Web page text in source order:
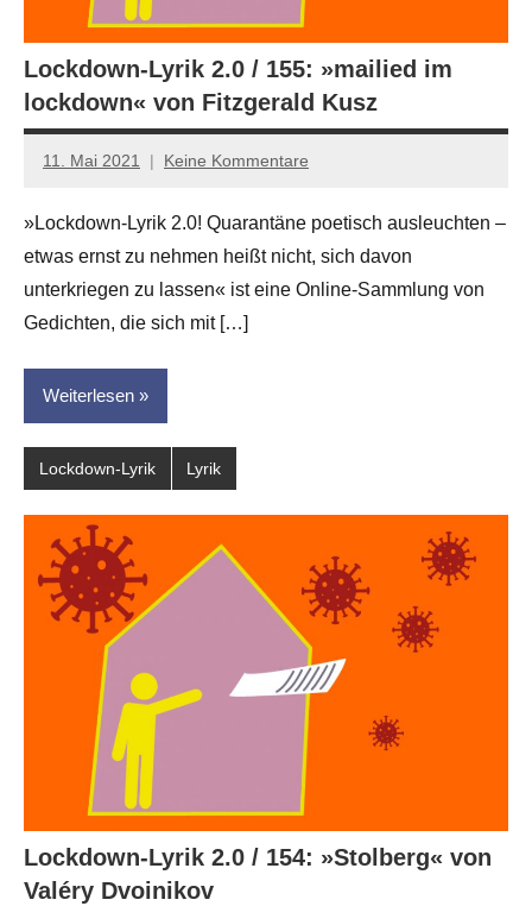
Lockdown-Lyrik 2.0 / 155: »mailied im
lockdown« von Fitzgerald Kusz
11. Mai 2021
Anton
Leitner
Keine Kommentare
»Lockdown-Lyrik 2.0! Quarantäne poetisch ausleuchten –
etwas ernst zu nehmen heißt nicht, sich davon
unterkriegen zu lassen« ist eine Online-Sammlung von
Gedichten, die sich mit […]
Weiterlesen
Lockdown-Lyrik Lyrik
Lockdown-Lyrik 2.0 / 154: »Stolberg« von
Valéry Dvoinikov